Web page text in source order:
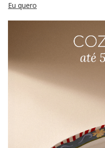
Eu quero